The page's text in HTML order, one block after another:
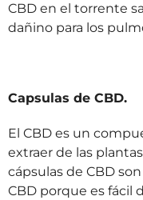
CBD en el torrente
dañino para los
Capsulas de CBD.
El CBD es un
extraer de las
cápsulas de CBD
CBD porque es fácil